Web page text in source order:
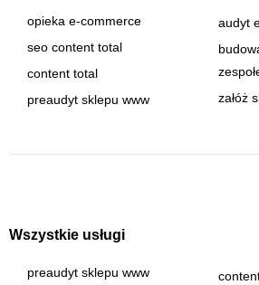
opieka e-commerce
seo content total
content total
preaudyt sklepu www
audyt
załóż
Wszystkie usługi
preaudyt sklepu www